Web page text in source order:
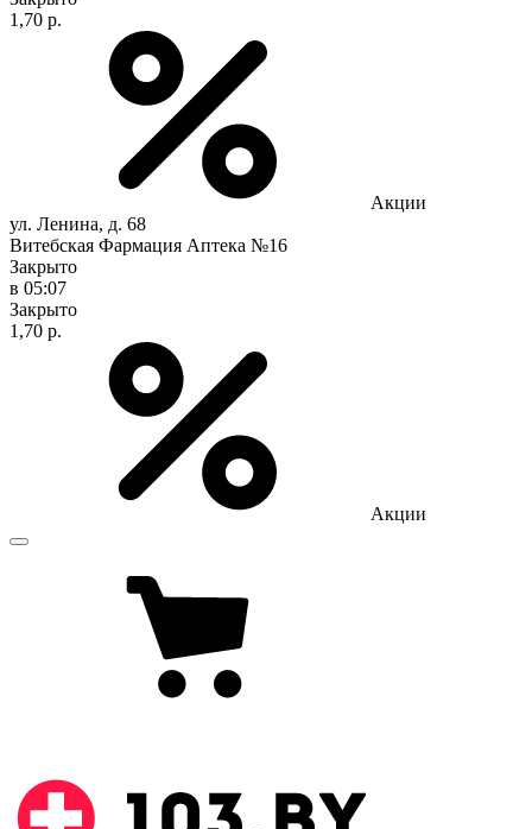
1,70 р.
Акции
ул. Ленина, д. 68
Витебская Фармация Аптека №16
Закрыто
в 05:07
Закрыто
1,70 р.
Акции